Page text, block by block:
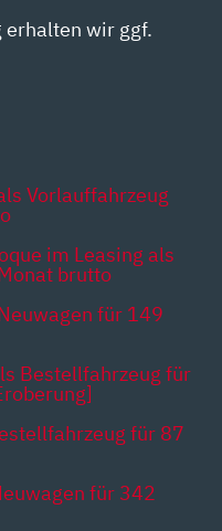
erhalten wir ggf.
Vorlauffahrzeug
im Leasing als
brutto
für 149
Bestellfahrzeug für
für 87
für 342